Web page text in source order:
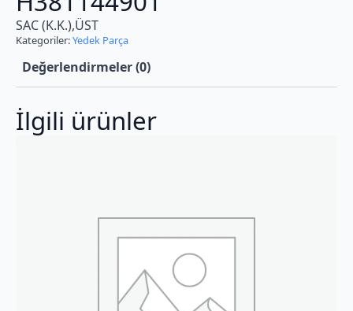
SAC (K.K.),ÜST
Kategoriler:Yedek Parça
Değerlendirmeler (0)
İlgili ürünler